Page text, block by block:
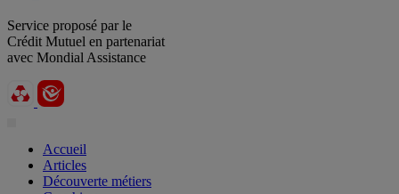
Service proposé par le
Crédit Mutuel en partenariat
avec Mondial Assistance
Accueil
Articles
Découverte métiers